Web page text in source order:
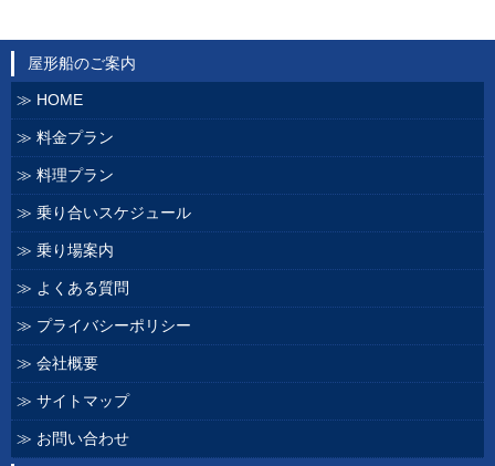
屋形船のご案内
HOME
料金プラン
料理プラン
乗り合いスケジュール
乗り場案内
よくある質問
プライバシーポリシー
会社概要
サイトマップ
お問い合わせ